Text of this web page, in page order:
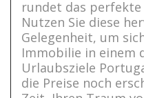
rundet das perfekte
Nutzen Sie diese
Gelegenheit, um
Immobilie in einem
Urlaubsziele
die Preise noch